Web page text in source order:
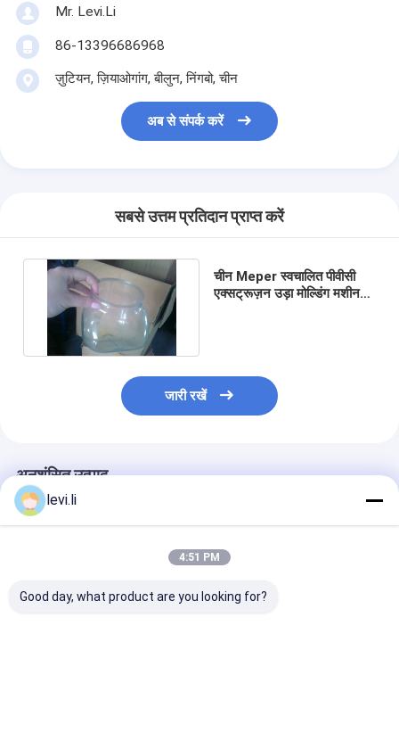
Mr. Levi.Li
86-13396686968
ज़ुटियन, ज़ियाओगांग, बीलुन, निंगबो, चीन
अब से संपर्क करें
सबसे उत्तम प्रतिदान प्राप्त करें
चीन Meper स्वचालित पीवीसी
एक्सट्रूज़न उड़ा मोल्डिंग मशीन
जारी रखें
अनुशंसित उत्पाद
levi.li
4:51 PM
Good day, what product are you looking for?